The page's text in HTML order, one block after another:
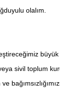
olalım.
sivil toplum